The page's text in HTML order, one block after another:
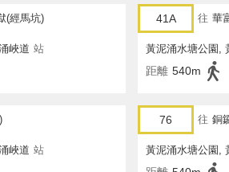
(經馬坑)
峽道 站
41A 往 華
黃泥涌水塘公園,
距離 540m
峽道 站
76 往 銅
黃泥涌水塘公園,